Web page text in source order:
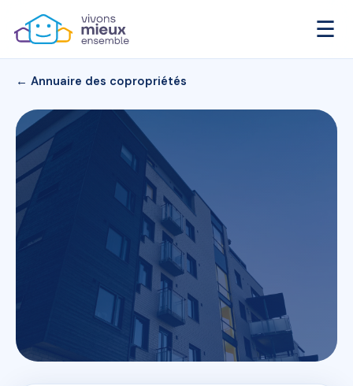
☰
← Annuaire des copropriétés